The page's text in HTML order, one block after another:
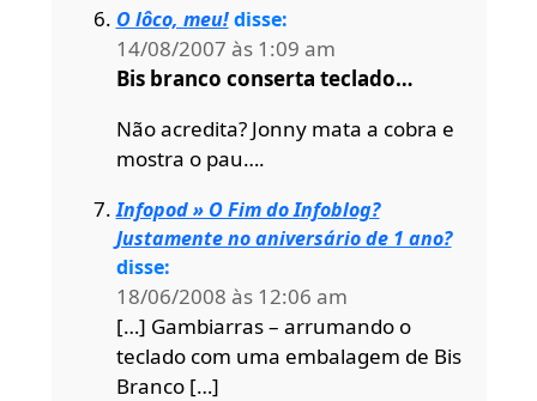
O lôco, meu! disse:
14/08/2007 às 1:09 am
Bis branco conserta teclado…
Não acredita? Jonny mata a cobra e
mostra o pau….
Infopod » O Fim do Infoblog?
Justamente no aniversário de 1 ano?
disse:
18/06/2008 às 12:06 am
[…] Gambiarras – arrumando o
teclado com uma embalagem de Bis
Branco […]